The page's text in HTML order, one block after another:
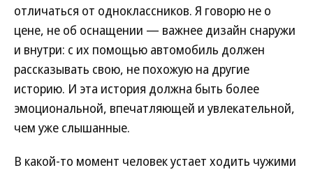
отличаться от одноклассников. Я говорю не о
цене, не об оснащении — важнее дизайн снаружи
и внутри: с их помощью автомобиль должен
рассказывать свою, не похожую на другие
историю. И эта история должна быть более
эмоциональной, впечатляющей и увлекательной,
чем уже слышанные.
В какой-то момент человек устает ходить чужими